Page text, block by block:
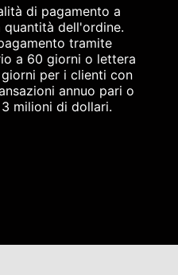
di pagamento a
quantità dell'ordine.
tramite
a 60 giorni o lettera
per i clienti con
annuo pari o
milioni di dollari.